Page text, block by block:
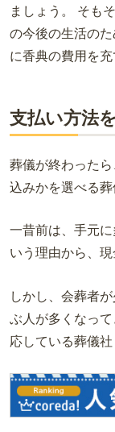
ましょう。 そも
の今後の生活の
に香典の費用を充
支払い方法
葬儀が終わった
込みかを選べる葬
一昔前は、手元
いう理由から、
しかし、会葬者
ぶ人が多くなっ
応している葬儀